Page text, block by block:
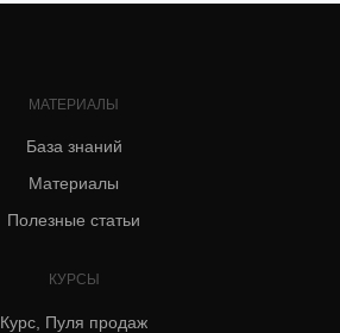
МАТЕРИАЛЫ
База знаний
Материалы
Полезные статьи
КУРСЫ
Курс, Пуля продаж